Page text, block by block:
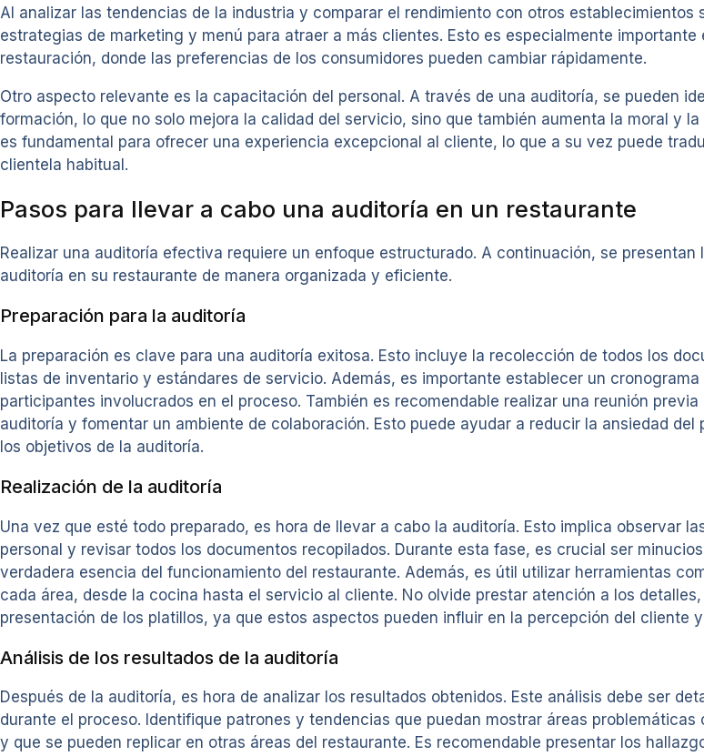
Al analizar las tendencias de la industria y comparar el rendimiento con otros establecimientos
estrategias de marketing y menú para atraer a más clientes. Esto es especialmente
restauración, donde las preferencias de los consumidores pueden cambiar rápidamente.
Otro aspecto relevante es la capacitación del personal. A través de una auditoría, se pueden
formación, lo que no solo mejora la calidad del servicio, sino que también aumenta la moral y
es fundamental para ofrecer una experiencia excepcional al cliente, lo que a su vez puede
clientela habitual.
Pasos para llevar a cabo una auditoría en un restaurante
Realizar una auditoría efectiva requiere un enfoque estructurado. A continuación, se
auditoría en su restaurante de manera organizada y eficiente.
Preparación para la auditoría
La preparación es clave para una auditoría exitosa. Esto incluye la recolección de todos los
listas de inventario y estándares de servicio. Además, es importante establecer un
participantes involucrados en el proceso. También es recomendable realizar una reunión
auditoría y fomentar un ambiente de colaboración. Esto puede ayudar a reducir la ansiedad
los objetivos de la auditoría.
Realización de la auditoría
Una vez que esté todo preparado, es hora de llevar a cabo la auditoría. Esto implica observar
personal y revisar todos los documentos recopilados. Durante esta fase, es crucial ser
verdadera esencia del funcionamiento del restaurante. Además, es útil utilizar herramientas
cada área, desde la cocina hasta el servicio al cliente. No olvide prestar atención a los
presentación de los platillos, ya que estos aspectos pueden influir en la percepción del cliente
Análisis de los resultados de la auditoría
Después de la auditoría, es hora de analizar los resultados obtenidos. Este análisis debe ser
durante el proceso. Identifique patrones y tendencias que puedan mostrar áreas
y que se pueden replicar en otras áreas del restaurante. Es recomendable presentar los